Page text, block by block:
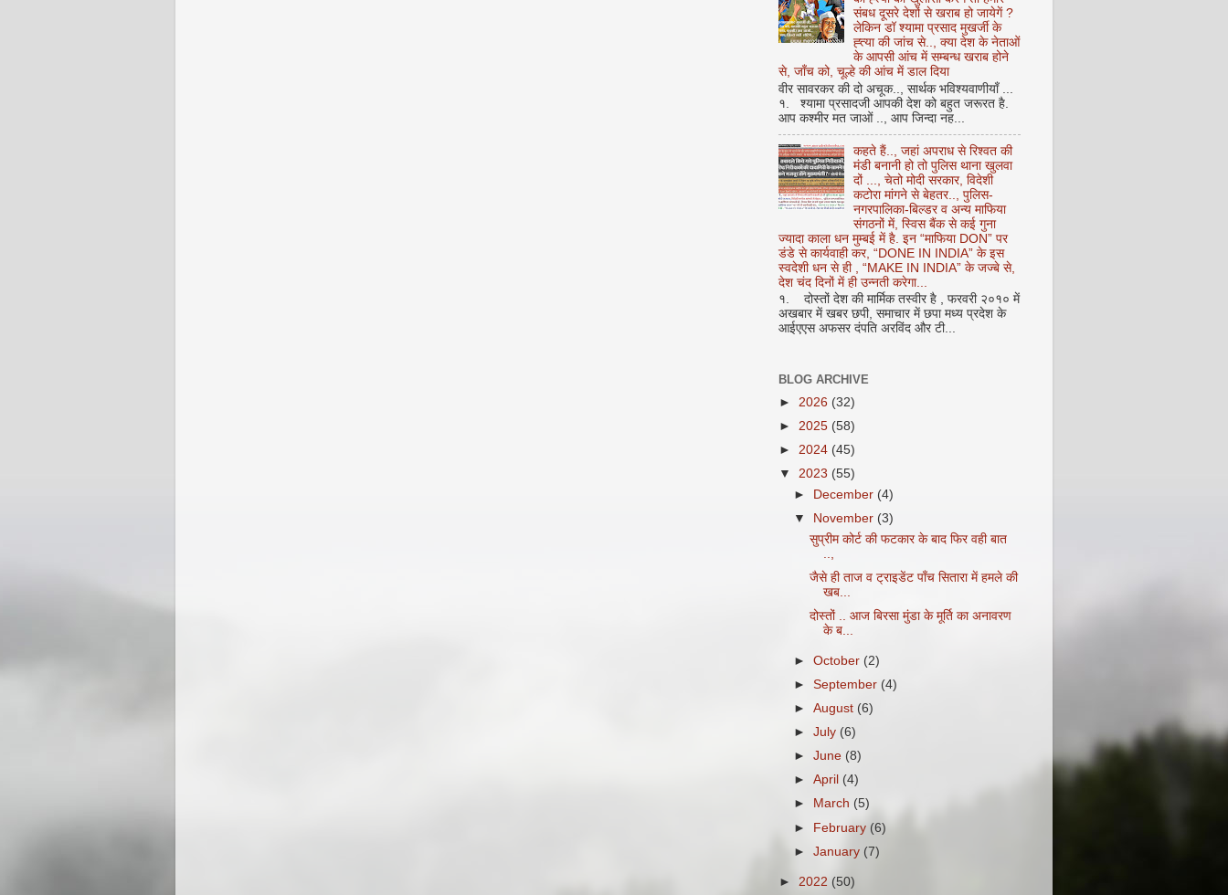
संबध दूसरे देशों से खराब हो जायेगें ?
लेकिन डॉ श्यामा प्रसाद मुखर्जी के
ह्त्या की जांच से.., क्या देश के नेताओं
के आपसी आंच में सम्बन्ध खराब होने
से, जाँच को, चूल्हे की आंच में डाल दिया
वीर सावरकर की दो अचूक.., सार्थक भविश्यवाणीयाँ ...
१. श्यामा प्रसादजी आपकी देश को बहुत जरूरत है.
आप कश्मीर मत जाओं .., आप जिन्दा नह...
कहते हैं.., जहां अपराध से रिश्वत की
मंडी बनानी हो तो पुलिस थाना खुलवा
दों ..., चेतो मोदी सरकार, विदेशी
कटोरा मांगने से बेहतर.., पुलिस-
नगरपालिका-बिल्डर व अन्य माफिया
संगठनों में, स्विस बैंक से कई गुना
ज्यादा काला धन मुम्बई में है. इन “माफिया DON” पर
डंडे से कार्यवाही कर, “DONE IN INDIA” के इस
स्वदेशी धन से ही , “MAKE IN INDIA” के जज्बे से,
देश चंद दिनों में ही उन्नती करेगा...
१. दोस्तों देश की मार्मिक तस्वीर है , फरवरी २०१० में
अखबार में खबर छपी, समाचार में छपा मध्य प्रदेश के
आईएएस अफसर दंपति अरविंद और टी...
BLOG ARCHIVE
► 2026 (32)
► 2025 (58)
► 2024 (45)
▼ 2023 (55)
► December (4)
▼
November (3)
सुप्रीम कोर्ट की फटकार के बाद फिर वही बात
जैसे ही ताज व ट्राइडेंट पाँच सितारा में हमले की
खब...
दोस्तों .. आज बिरसा मुंडा के मूर्ति का अनावरण
के ब...
►October (2)
►September (4)
►August (6)
►July (6)
►June (8)
►April (4)
►
March (5)
► February (6)
►January (7)
► 2022 (50)